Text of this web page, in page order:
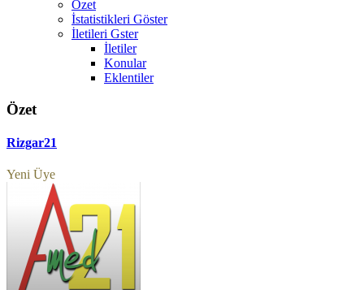
Özet
İstatistikleri Göster
İletileri Gster
İletiler
Konular
Eklentiler
Özet
Rizgar21
Yeni Üye